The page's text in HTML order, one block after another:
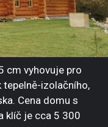
cm vyhovuje pro
tepelně-izolačního,
Cena domu s
klíč je cca 5 300